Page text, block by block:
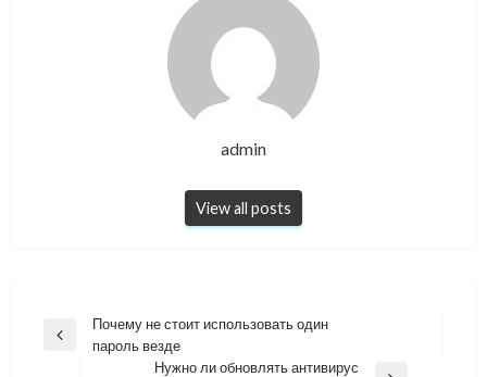
admin
View all posts
Навигация
Previous
Почему не стоит использовать один
пароль везде
Нужно ли обновлять антивирус